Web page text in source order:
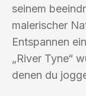
seinem
malerischer
Entspannen
„River Tyne“
denen du